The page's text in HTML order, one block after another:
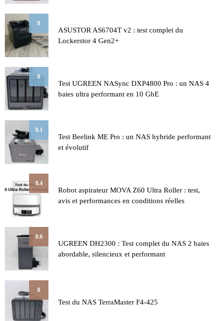
8
ASUSTOR AS6704T v2 : test complet du
Lockerstor 4 Gen2+
8
Test UGREEN NASync DXP4800 Pro : un NAS 4
baies ultra performant en 10 GbE
8.1
Test Beelink ME Pro : un NAS hybride performant
et évolutif
8.4
Robot aspirateur MOVA Z60 Ultra Roller : test,
avis et performances en conditions réelles
8.6
UGREEN DH2300 : Test complet du NAS 2 baies
abordable, silencieux et performant
8
Test du NAS TerraMaster F4-425